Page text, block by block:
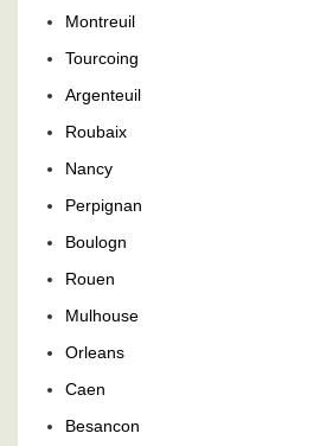
Montreuil
Tourcoing
Argenteuil
Roubaix
Nancy
Perpignan
Boulogn
Rouen
Mulhouse
Orleans
Caen
Besancon